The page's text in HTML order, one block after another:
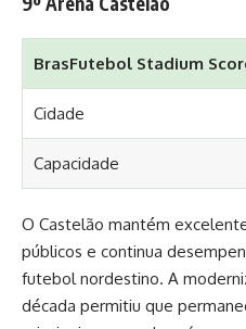
BrasFutebol Stadium
Cidade
Capacidade
O Castelão mantém
públicos e continua
futebol nordestino. A
década permitiu que